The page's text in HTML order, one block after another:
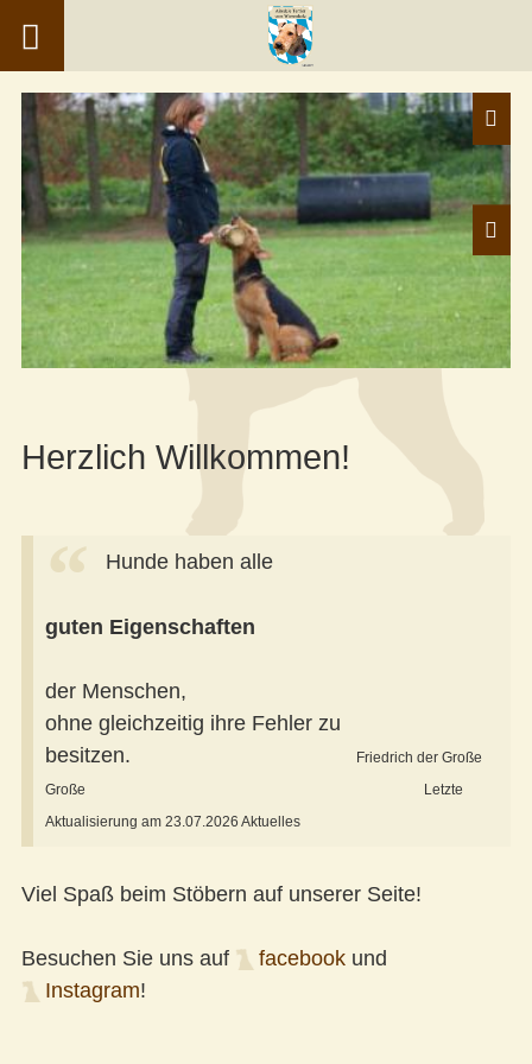
Herzlich Willkommen!
Hunde haben alle
guten Eigenschaften
der Menschen,
ohne gleichzeitig ihre Fehler zu
besitzen.
Friedrich der Große
Große Letzte
Aktualisierung am 23.07.2026 Aktuelles
Viel Spaß beim Stöbern auf unserer Seite!
Besuchen Sie uns auf facebookund
Instagram!